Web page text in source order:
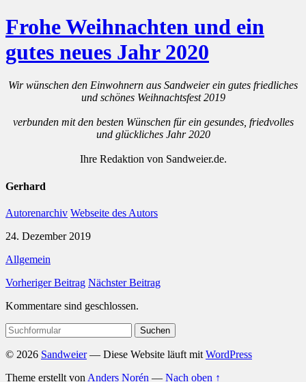
Frohe Weihnachten und ein
gutes neues Jahr 2020
Wir wünschen den Einwohnern aus Sandweier ein gutes friedliches
und schönes Weihnachtsfest 2019
verbunden mit den besten Wünschen für ein gesundes, friedvolles
und glückliches Jahr 2020
Ihre Redaktion von Sandweier.de.
Gerhard
Autorenarchiv Webseite des Autors
24. Dezember 2019
Allgemein
Vorheriger Beitrag Nächster Beitrag
Kommentare sind geschlossen.
Suchen
nach:
© 2026 Sandweier— Diese Website läuft mit WordPress
Theme erstellt von Anders Norén — Nach oben ↑